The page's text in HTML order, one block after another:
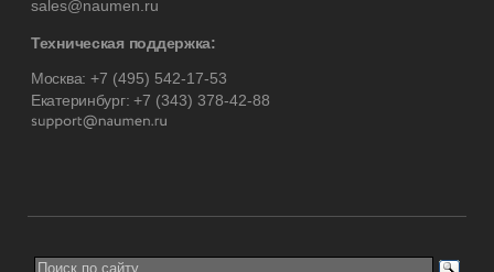
sales@naumen.ru
Техническая поддержка:
Москва: +7 (495) 542-17-53
Екатеринбург:+7 (343) 378-42-88